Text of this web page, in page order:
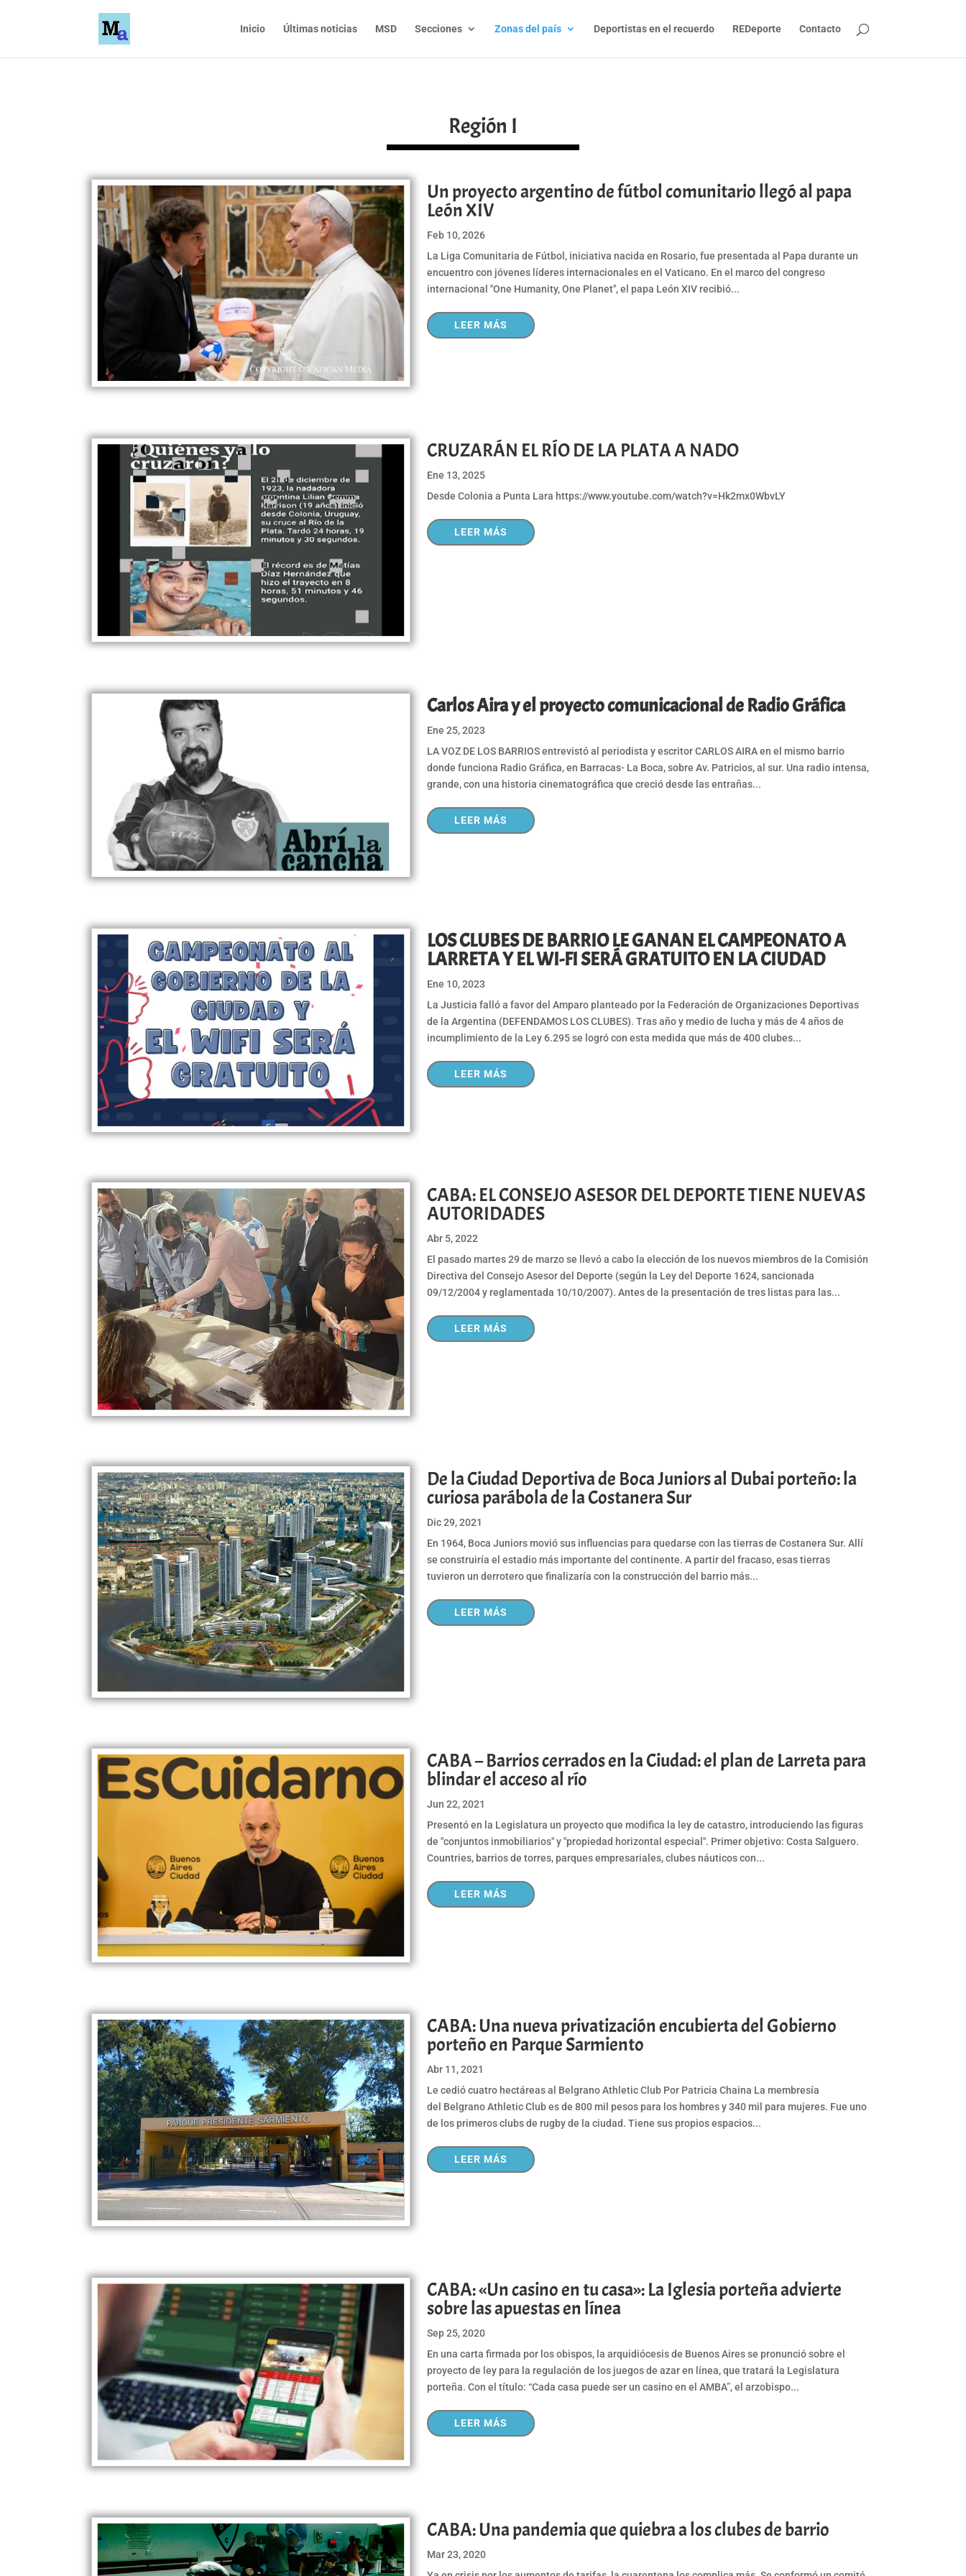
Inicio Últimas noticias MSD Secciones Zonas del país Deportistas en el recuerdo REDeporte Contacto
Región I
Un proyecto argentino de fútbol comunitario llegó al papa
León XIV
Feb 10, 2026
La Liga Comunitaria de Fútbol, iniciativa nacida en Rosario, fue presentada al Papa durante un
encuentro con jóvenes líderes internacionales en el Vaticano. En el marco del congreso
internacional "One Humanity, One Planet", el papa León XIV recibió...
LEER MÁS
CRUZARÁN EL RÍO DE LA PLATA A NADO
Ene 13, 2025
Desde Colonia a Punta Lara https://www.youtube.com/watch?v=Hk2mx0WbvLY
LEER MÁS
Carlos Aira y el proyecto comunicacional de Radio Gráfica
Ene 25, 2023
LA VOZ DE LOS BARRIOS entrevistó al periodista y escritor CARLOS AIRA en el mismo barrio
donde funciona Radio Gráfica, en Barracas- La Boca, sobre Av. Patricios, al sur. Una radio intensa,
grande, con una historia cinematográfica que creció desde las entrañas...
LEER MÁS
LOS CLUBES DE BARRIO LE GANAN EL CAMPEONATO A
LARRETA Y EL WI-FI SERÁ GRATUITO EN LA CIUDAD
Ene 10, 2023
La Justicia falló a favor del Amparo planteado por la Federación de Organizaciones Deportivas
de la Argentina (DEFENDAMOS LOS CLUBES). Tras año y medio de lucha y más de 4 años de
incumplimiento de la Ley 6.295 se logró con esta medida que más de 400 clubes...
LEER MÁS
CABA: EL CONSEJO ASESOR DEL DEPORTE TIENE NUEVAS
AUTORIDADES
Abr 5, 2022
El pasado martes 29 de marzo se llevó a cabo la elección de los nuevos miembros de la Comisión
Directiva del Consejo Asesor del Deporte (según la Ley del Deporte 1624, sancionada
09/12/2004 y reglamentada 10/10/2007). Antes de la presentación de tres listas para las...
LEER MÁS
De la Ciudad Deportiva de Boca Juniors al Dubai porteño: la
curiosa parábola de la Costanera Sur
Dic 29, 2021
En 1964, Boca Juniors movió sus influencias para quedarse con las tierras de Costanera Sur. Allí
se construiría el estadio más importante del continente. A partir del fracaso, esas tierras
tuvieron un derrotero que finalizaría con la construcción del barrio más...
LEER MÁS
CABA – Barrios cerrados en la Ciudad: el plan de Larreta para
blindar el acceso al río
Jun 22, 2021
Presentó en la Legislatura un proyecto que modifica la ley de catastro, introduciendo las figuras
de "conjuntos inmobiliarios" y "propiedad horizontal especial". Primer objetivo: Costa Salguero.
Countries, barrios de torres, parques empresariales, clubes náuticos con...
LEER MÁS
CABA: Una nueva privatización encubierta del Gobierno
porteño en Parque Sarmiento
Abr 11, 2021
Le cedió cuatro hectáreas al Belgrano Athletic Club Por Patricia Chaina La membresía
del Belgrano Athletic Club es de 800 mil pesos para los hombres y 340 mil para mujeres. Fue uno
de los primeros clubs de rugby de la ciudad. Tiene sus propios espacios...
LEER MÁS
CABA: «Un casino en tu casa»: La Iglesia porteña advierte
sobre las apuestas en línea
Sep 25, 2020
En una carta firmada por los obispos, la arquidiócesis de Buenos Aires se pronunció sobre el
proyecto de ley para la regulación de los juegos de azar en línea, que tratará la Legislatura
porteña. Con el título: “Cada casa puede ser un casino en el AMBA”, el arzobispo...
LEER MÁS
CABA: Una pandemia que quiebra a los clubes de barrio
Mar 23, 2020